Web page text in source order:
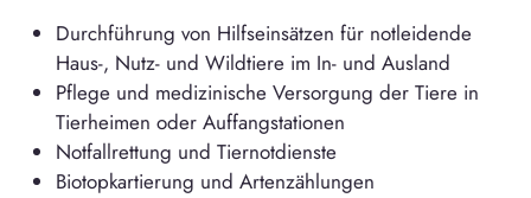
Durchführung von Hilfseinsätzen für notleidende
Haus-, Nutz- und Wildtiere im In- und Ausland
Pflege und medizinische Versorgung der Tiere in
Tierheimen oder Auffangstationen
Notfallrettung und Tiernotdienste
Biotopkartierung und Artenzählungen